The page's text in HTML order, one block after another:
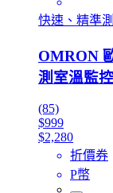
快速、精準
OMRON
測室溫監控
(85)
$999
$2,280
折價券
P幣